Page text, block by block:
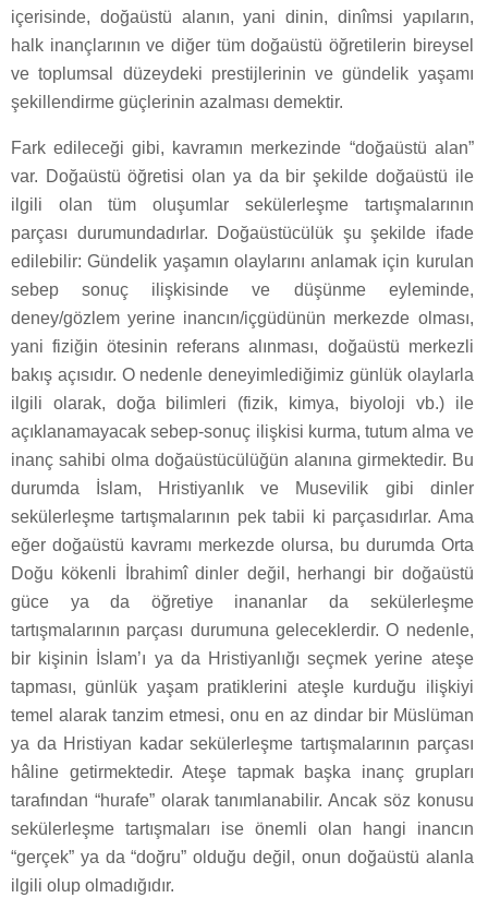
içerisinde, doğaüstü alanın, yani dinin, dinîmsi yapıların,
halk inançlarının ve diğer tüm doğaüstü öğretilerin bireysel
ve toplumsal düzeydeki prestijlerinin ve gündelik yaşamı
şekillendirme güçlerinin azalması demektir.
Fark edileceği gibi, kavramın merkezinde “doğaüstü alan”
var. Doğaüstü öğretisi olan ya da bir şekilde doğaüstü ile
ilgili olan tüm oluşumlar sekülerleşme tartışmalarının
parçası durumundadırlar. Doğaüstücülük şu şekilde ifade
edilebilir: Gündelik yaşamın olaylarını anlamak için kurulan
sebep sonuç ilişkisinde ve düşünme eyleminde,
deney/gözlem yerine inancın/içgüdünün merkezde olması,
yani fiziğin ötesinin referans alınması, doğaüstü merkezli
bakış açısıdır. O nedenle deneyimlediğimiz günlük olaylarla
ilgili olarak, doğa bilimleri (fizik, kimya, biyoloji vb.) ile
açıklanamayacak sebep-sonuç ilişkisi kurma, tutum alma ve
inanç sahibi olma doğaüstücülüğün alanına girmektedir. Bu
durumda İslam, Hristiyanlık ve Musevilik gibi dinler
sekülerleşme tartışmalarının pek tabii ki parçasıdırlar. Ama
eğer doğaüstü kavramı merkezde olursa, bu durumda Orta
Doğu kökenli İbrahimî dinler değil, herhangi bir doğaüstü
güce ya da öğretiye inananlar da sekülerleşme
tartışmalarının parçası durumuna geleceklerdir. O nedenle,
bir kişinin İslam’ı ya da Hristiyanlığı seçmek yerine ateşe
tapması, günlük yaşam pratiklerini ateşle kurduğu ilişkiyi
temel alarak tanzim etmesi, onu en az dindar bir Müslüman
ya da Hristiyan kadar sekülerleşme tartışmalarının parçası
hâline getirmektedir. Ateşe tapmak başka inanç grupları
tarafından “hurafe” olarak tanımlanabilir. Ancak söz konusu
sekülerleşme tartışmaları ise önemli olan hangi inancın
“gerçek” ya da “doğru” olduğu değil, onun doğaüstü alanla
ilgili olup olmadığıdır.